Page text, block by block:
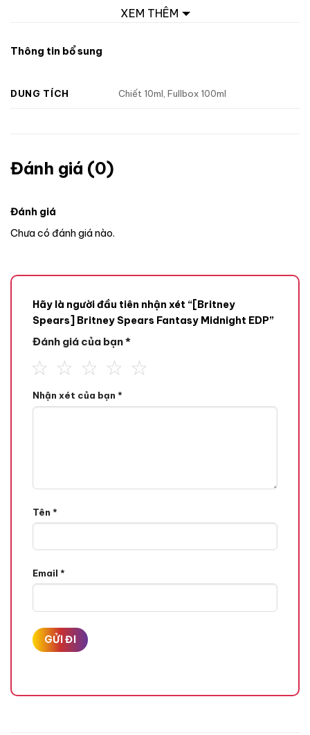
các tông hương hoa quả ngọt vừa phải, không gắt, không quá
Tone Hương
Quả Mận,
XEM THÊM
Thông tin bổ sung
DUNG TÍCH Chiết 10ml, Fullbox 100ml
Đánh giá (0)
Đánh giá
Chưa có đánh giá nào.
Hãy là người đầu tiên nhận xét “[Britney
Spears] Britney Spears Fantasy Midnight EDP”
Đánh giá của bạn*
Nhận xét của bạn *
Tên *
Email *